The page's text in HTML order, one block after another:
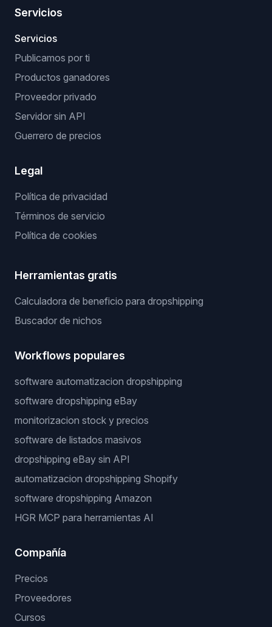
Servicios
Servicios
Publicamos por ti
Productos ganadores
Proveedor privado
Servidor sin API
Guerrero de precios
Legal
Política de privacidad
Términos de servicio
Política de cookies
Herramientas gratis
Calculadora de beneficio para dropshipping
Buscador de nichos
Workflows populares
software automatizacion dropshipping
software dropshipping eBay
monitorizacion stock y precios
software de listados masivos
dropshipping eBay sin API
automatizacion dropshipping Shopify
software dropshipping Amazon
HGR MCP para herramientas AI
Compañía
Precios
Proveedores
Cursos